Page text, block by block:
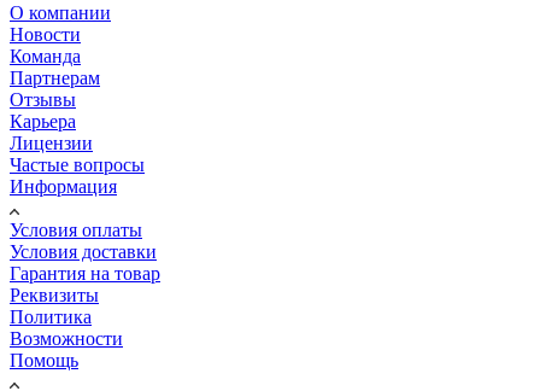
О компании
Новости
Команда
Партнерам
Отзывы
Карьера
Лицензии
Частые вопросы
Информация
Условия оплаты
Условия доставки
Гарантия на товар
Реквизиты
Политика
Возможности
Помощь